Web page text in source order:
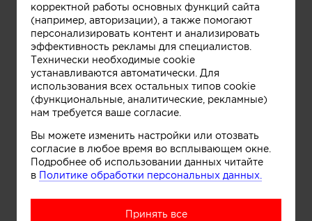
корректной работы основных функций сайта
(например, авторизации), а также помогают
персонализировать контент и анализировать
эффективность рекламы для специалистов.
Технически необходимые cookie
устанавливаются автоматически. Для
использования всех остальных типов cookie
(функциональные, аналитические, рекламные)
нам требуется ваше согласие.
Вы можете изменить настройки или отозвать
согласие в любое время во всплывающем окне.
Подробнее об использовании данных читайте
в Политике обработки персональных данных.
Принять все